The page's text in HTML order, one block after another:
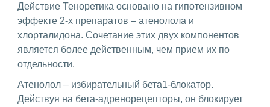
Действие Теноретика основано на гипотензивном
эффекте 2-х препаратов – атенолола и
хлорталидона. Сочетание этих двух компонентов
является более действенным, чем прием их по
отдельности.
Атенолол – избирательный бета1-блокатор.
Действуя на бета-адренорецепторы, он блокирует